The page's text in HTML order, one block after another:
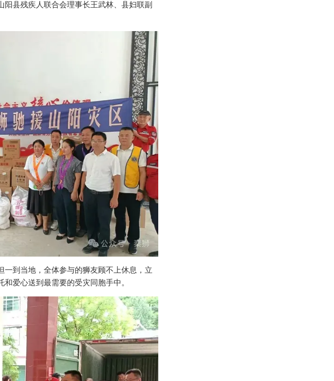
县残疾人联合会理事长王武林、县妇联副
到当地，全体参与的狮友顾不上休息，立
爱心送到最需要的受灾同胞手中。